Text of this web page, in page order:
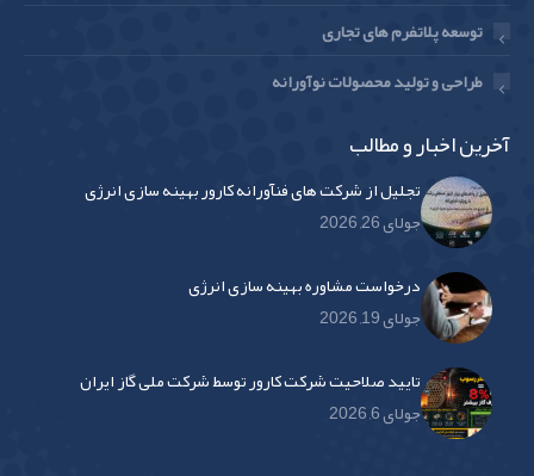
توسعه پلاتفرم های تجاری
طراحی و تولید محصولات نوآورانه
آخرین اخبار و مطالب
تجلیل از شرکت های فنآورانه کارور بهینه سازی انرژی
جولای 26, 2026
درخواست مشاوره بهینه سازی انرژی
جولای 19, 2026
تایید صلاحیت شرکت کارور توسط شرکت ملی گاز ایران
جولای 6, 2026